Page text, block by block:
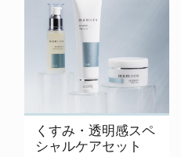
くすみ・透明感スペ
シャルケアセット